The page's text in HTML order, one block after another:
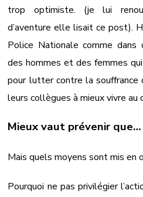
trop optimiste. (je lui
d’aventure elle lisait ce post).
Police Nationale comme dans
des hommes et des femmes
pour lutter contre la
leurs collègues à mieux vivre au
Mieux vaut prévenir
Mais quels moyens sont mis
Pourquoi ne pas privilégier